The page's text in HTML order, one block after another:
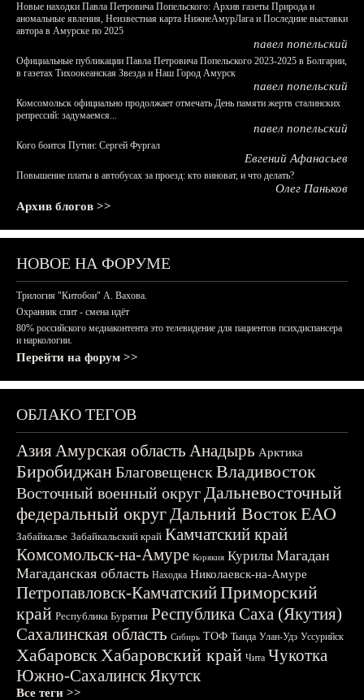
Новые находки Павла Петровича Попельского: Архив газеты Природа и
аномальные явления, Неизвестная карта НижнеАмурЛага и Последние выставки
автора в Амурске по 2025
павел попельский
Официальные публикации Павла Петровича Попельского 2023-2025 в Болгарии,
в газетах Тихоокеанская Звезда и Наш Город Амурск
павел попельский
Комсомольск официально продолжает отмечать День памяти жертв сталинских
репрессий: задумаемся...
павел попельский
Кого боится Путин: Сергей Фургал
Евгений Афанасьев
Повышение платы в автобусах за проезд: кто виноват, и что делать?
Олег Паньков
Архив блогов >>
НОВОЕ НА ФОРУМЕ
Трилогия "Китобои" А. Вахова.
Охранник спит - смена идёт
80% российского медиаконтента это телевидение для пациентов психдиспансера
и наркологии.
Перейти на форум >>
ОБЛАКО ТЕГОВ
АзияАмурская область Анадырь Арктика
БиробиджанБлаговещенскВладивосток
Восточный военный округДальневосточный
федеральный округДальний ВостокЕАО
Забайкалье Забайкальский край Камчатский край
Комсомольск-на-Амуре Корякия Курилы Магадан
Магаданская область Находка Николаевск-на-Амуре
Петропавловск-КамчатскийПриморский
край Республика Бурятия Республика Саха (Якутия)
Сахалинская область Сибирь ТОФ Тында Улан-Удэ Уссурийск
ХабаровскХабаровский край Чита Чукотка
Южно-СахалинскЯкутск
Все теги >>